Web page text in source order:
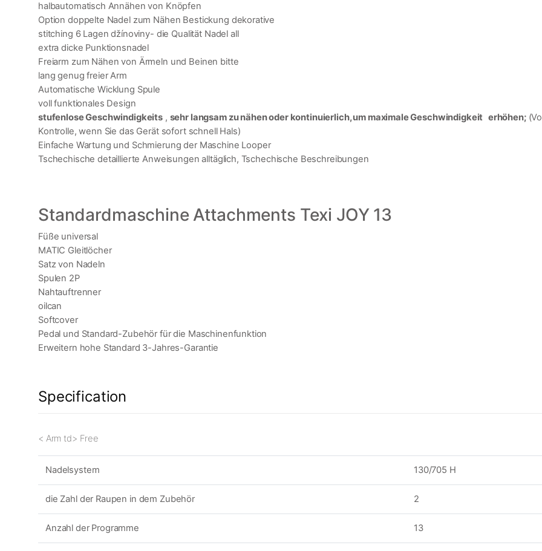
halbautomatisch Annähen von Knöpfen
Option doppelte Nadel zum Nähen Bestickung dekorative
stitching 6 Lagen džínoviny- die Qualität Nadel all
extra dicke Punktionsnadel
Freiarm zum Nähen von Ärmeln und Beinen bitte
lang genug freier Arm
Automatische Wicklung Spule
voll funktionales Design
stufenlose Geschwindigkeits , sehr langsam zu nähen oder kontinuierlich, um maximale Geschwindigkeit erhöhen;
Kontrolle, wenn Sie das Gerät sofort schnell Hals)
Einfache Wartung und Schmierung der Maschine Looper
Tschechische detaillierte Anweisungen alltäglich, Tschechische Beschreibungen
Standardmaschine Attachments Texi JOY 13
Füße universal
MATIC Gleitlöcher
Satz von Nadeln
Spulen 2P
Nahtauftrenner
oilcan
Softcover
Pedal und Standard-Zubehör für die Maschinenfunktion
Erweitern hohe Standard 3-Jahres-Garantie
Specification
< Arm td> Free
Nadelsystem 130/705 H
die Zahl der Raupen in dem Zubehör 2
Anzahl der Programme 13